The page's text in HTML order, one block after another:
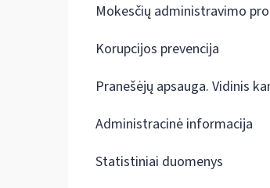
Mokesčių administravimo
Korupcijos prevencija
Pranešėjų apsauga. Vidinis
Administracinė informacija
Statistiniai duomenys